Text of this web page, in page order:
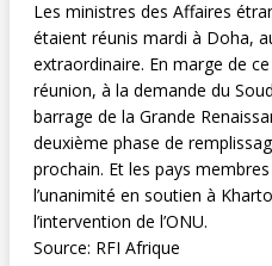
Les ministres des Affaires
étaient réunis mardi à Doha,
extraordinaire. En marge de
réunion, à la demande du
barrage de la Grande
deuxième phase de
prochain. Et les pays
l’unanimité en soutien à
l’intervention de l’ONU.
Source: RFI Afrique